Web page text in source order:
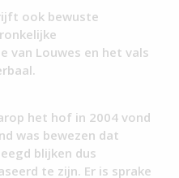
ook bewuste
van Louwes en het vals
het hof in 2004 vond
was bewezen dat
blijken dus
te zijn. Er is sprake